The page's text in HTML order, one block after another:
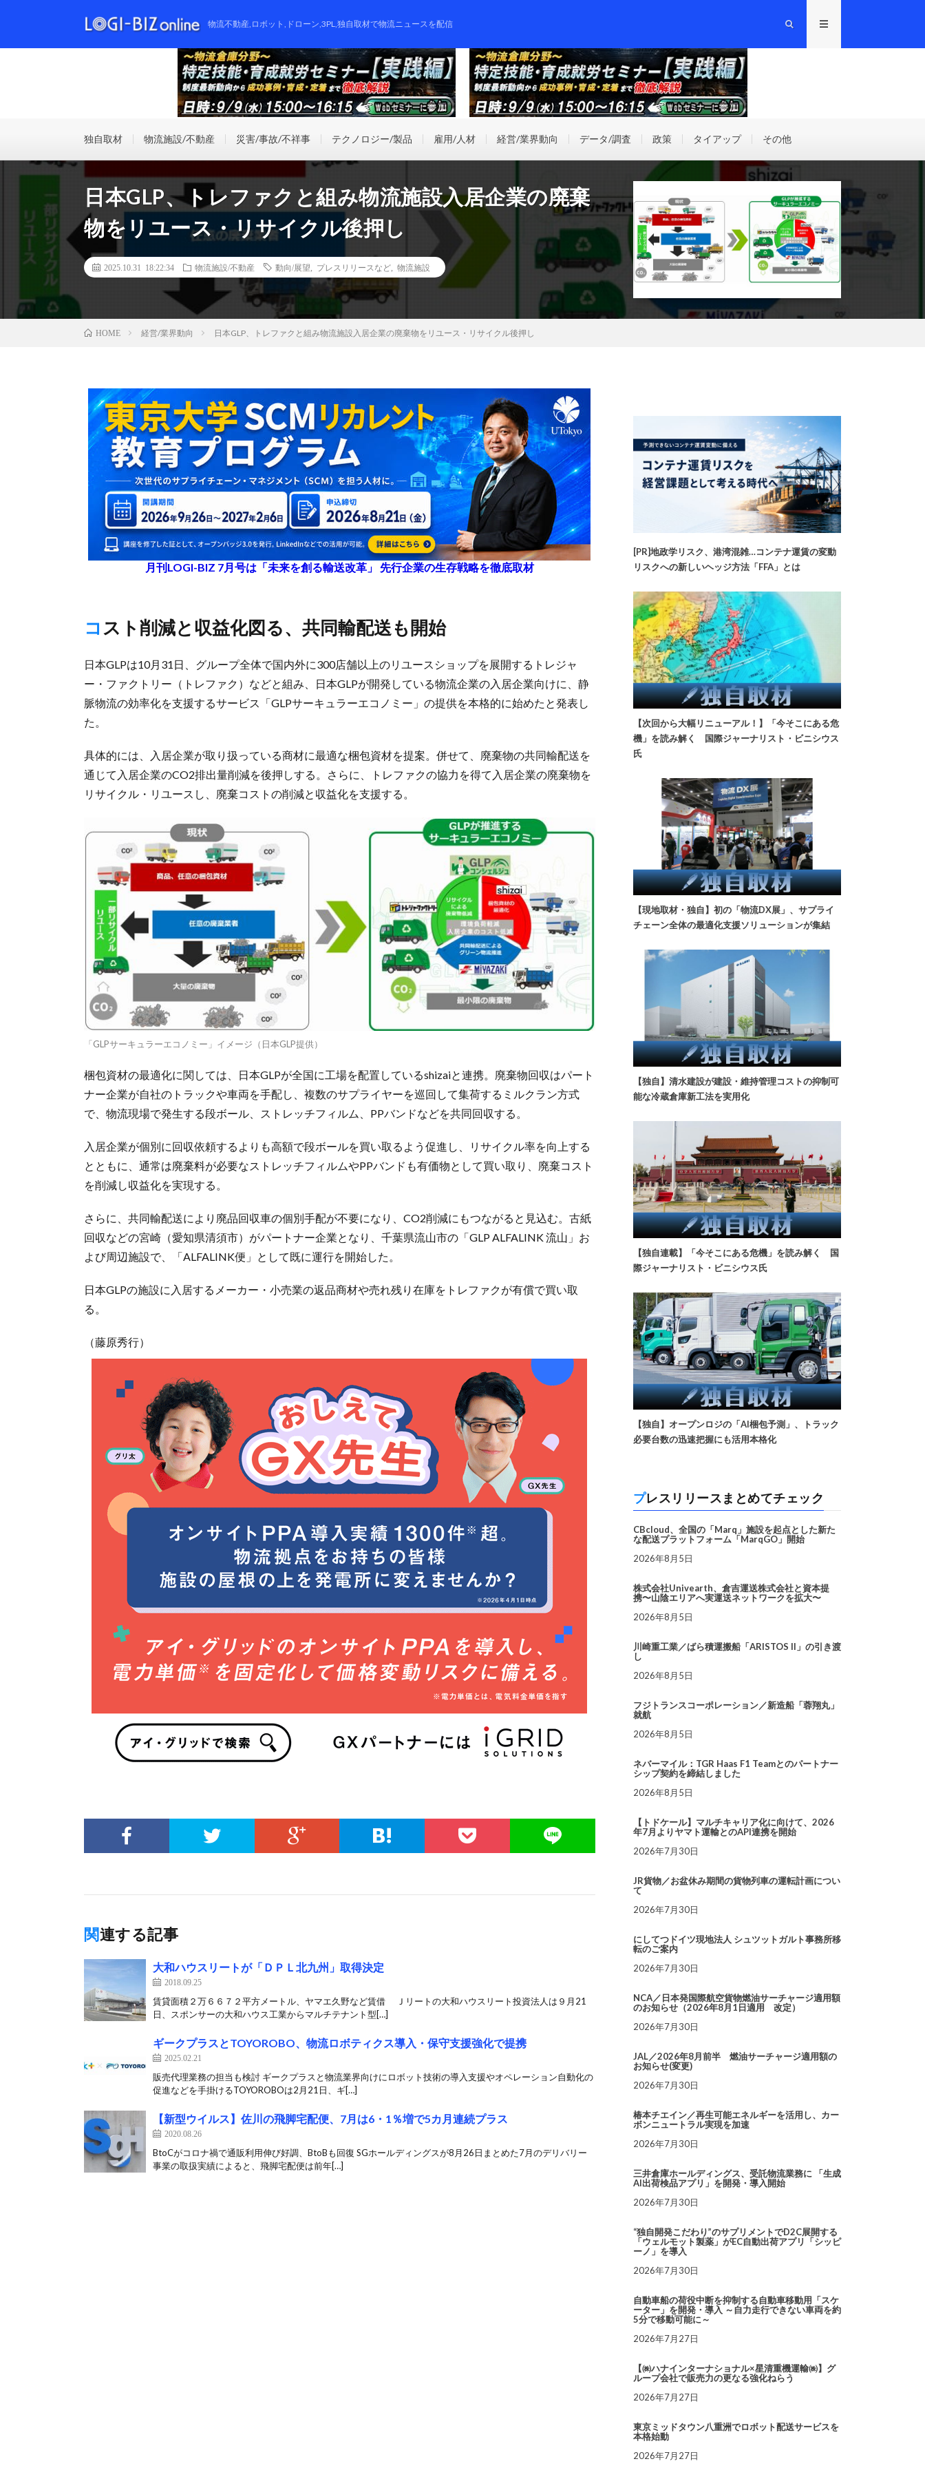
物流不動産,ロボット,ドローン,3PL,独自取材で物流ニュースを配信
独自取材 物流施設/不動産 災害/事故/不祥事 テクノロジー/製品 雇用/人材 経営/業界動向 データ/調査 政策 タイアップ その他
日本GLP、トレファクと組み物流施設入居企業の廃棄
物をリユース・リサイクル後押し
2025.10.31 18:22:34 物流施設/不動産 動向/展望 プレスリリースなど 物流施設
HOME 経営/業界動向 日本GLP、トレファクと組み物流施設入居企業の廃棄物をリユース・リサイクル後押し
月刊LOGI-BIZ 7月号は「未来を創る輸送改革」 先行企業の生存戦略を徹底取材
コスト削減と収益化図る、共同輸配送も開始
日本GLPは10月31日、グループ全体で国内外に300店舗以上のリユースショップを展開するトレジャ
ー・ファクトリー（トレファク）などと組み、日本GLPが開発している物流企業の入居企業向けに、静
脈物流の効率化を支援するサービス「GLPサーキュラーエコノミー」の提供を本格的に始めたと発表し
た。
具体的には、入居企業が取り扱っている商材に最適な梱包資材を提案。併せて、廃棄物の共同輸配送を
通じて入居企業のCO2排出量削減を後押しする。さらに、トレファクの協力を得て入居企業の廃棄物を
リサイクル・リユースし、廃棄コストの削減と収益化を支援する。
「GLPサーキュラーエコノミー」イメージ（日本GLP提供）
梱包資材の最適化に関しては、日本GLPが全国に工場を配置しているshizaiと連携。廃棄物回収はパート
ナー企業が自社のトラックや車両を手配し、複数のサプライヤーを巡回して集荷するミルクラン方式
で、物流現場で発生する段ボール、ストレッチフィルム、PPバンドなどを共同回収する。
入居企業が個別に回収依頼するよりも高額で段ボールを買い取るよう促進し、リサイクル率を向上する
とともに、通常は廃棄料が必要なストレッチフィルムやPPバンドも有価物として買い取り、廃棄コスト
を削減し収益化を実現する。
さらに、共同輸配送により廃品回収車の個別手配が不要になり、CO2削減にもつながると見込む。古紙
回収などの宮崎（愛知県清須市）がパートナー企業となり、千葉県流山市の「GLP ALFALINK 流山」お
よび周辺施設で、「ALFALINK便」として既に運行を開始した。
日本GLPの施設に入居するメーカー・小売業の返品商材や売れ残り在庫をトレファクが有償で買い取
る。
（藤原秀行）
関連する記事
大和ハウスリートが「ＤＰＬ北九州」取得決定
2018.09.25
賃貸面積２万６６７２平方メートル、ヤマエ久野など賃借 Ｊリートの大和ハウスリート投資法人は９月21
日、スポンサーの大和ハウス工業からマルチテナント型[…]
ギークプラスとTOYOROBO、物流ロボティクス導入・保守支援強化で提携
2025.02.21
販売代理業務の担当も検討 ギークプラスと物流業界向けにロボット技術の導入支援やオペレーション自動化の
促進などを手掛けるTOYOROBOは2月21日、ギ[…]
【新型ウイルス】佐川の飛脚宅配便、7月は6・1％増で5カ月連続プラス
2020.08.26
BtoCがコロナ禍で通販利用伸び好調、BtoBも回復 SGホールディングスが8月26日まとめた7月のデリバリー
事業の取扱実績によると、飛脚宅配便は前年[…]
[PR]地政学リスク、港湾混雑…コンテナ運賃の変動
リスクへの新しいヘッジ方法「FFA」とは
【次回から大幅リニューアル！】「今そこにある危
機」を読み解く 国際ジャーナリスト・ビニシウス
氏
【現地取材・独自】初の「物流DX展」、サプライ
チェーン全体の最適化支援ソリューションが集結
【独自】清水建設が建設・維持管理コストの抑制可
能な冷蔵倉庫新工法を実用化
【独自連載】「今そこにある危機」を読み解く 国
際ジャーナリスト・ビニシウス氏
【独自】オープンロジの「AI梱包予測」、トラック
必要台数の迅速把握にも活用本格化
プレスリリースまとめてチェック
CBcloud、全国の「Marq」施設を起点とした新た
な配送プラットフォーム「MarqGO」開始
2026年8月5日
株式会社Univearth、倉吉運送株式会社と資本提
携〜山陰エリアへ実運送ネットワークを拡大〜
2026年8月5日
川崎重工業／ばら積運搬船「ARISTOS II」の引き渡
し
2026年8月5日
フジトランスコーポレーション／新造船「蓉翔丸」
就航
2026年8月5日
ネバーマイル：TGR Haas F1 Teamとのパートナー
シップ契約を締結しました
2026年8月5日
【トドケール】マルチキャリア化に向けて、2026
年7月よりヤマト運輸とのAPI連携を開始
2026年7月30日
JR貨物／お盆休み期間の貨物列車の運転計画につい
て
2026年7月30日
にしてつドイツ現地法人 シュツットガルト事務所移
転のご案内
2026年7月30日
NCA／日本発国際航空貨物燃油サーチャージ適用額
のお知らせ（2026年8月1日適用 改定）
2026年7月30日
JAL／2026年8月前半 燃油サーチャージ適用額の
お知らせ(変更)
2026年7月30日
椿本チエイン／再生可能エネルギーを活用し、カー
ボンニュートラル実現を加速
2026年7月30日
三井倉庫ホールディングス、受託物流業務に 「生成
AI出荷検品アプリ」を開発・導入開始
2026年7月30日
“独自開発こだわり”のサプリメントでD2C展開する
「ウェルモット製薬」がEC自動出荷アプリ「シッピ
ーノ」を導入
2026年7月30日
自動車船の荷役中断を抑制する自動車移動用「スケ
ーター」を開発・導入 ～自力走行できない車両を約
5分で移動可能に～
2026年7月27日
【㈱ハナインターナショナル×星清重機運輸㈱】グ
ループ会社で販売力の更なる強化ねらう
2026年7月27日
東京ミッドタウン八重洲でロボット配送サービスを
本格始動
2026年7月27日